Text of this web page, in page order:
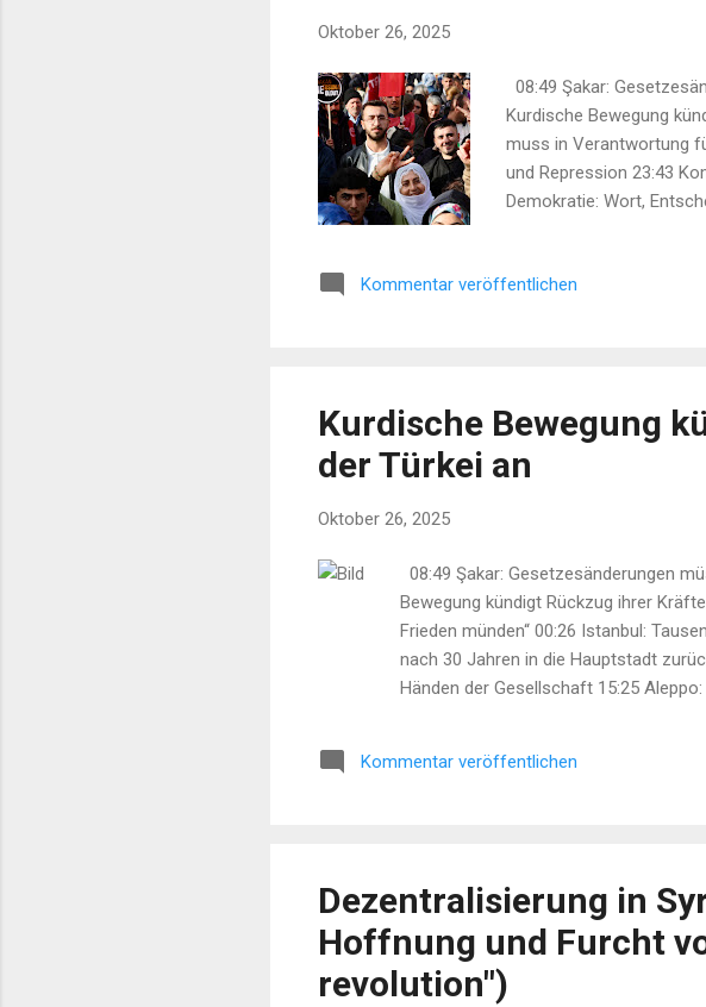
Oktober 26, 2025
08:49 Şakar:
Kurdische Bewegung
muss in Verantwortung
und Repression 23:43
Demokratie: Wort,
Nergiz 13:28 Neue
Kommentar veröffentlichen
Kurdische Bewegung
der Türkei an
Oktober 26, 2025
08:49 Şakar: Gesetzesänderungen
Bewegung kündigt Rückzug ihrer
Frieden münden“ 00:26 Istanbul:
nach 30 Jahren in die Hauptstadt
Händen der Gesellschaft 15:25
Kommentar veröffentlichen
Dezentralisierung in
Hoffnung und Furcht
revolution")